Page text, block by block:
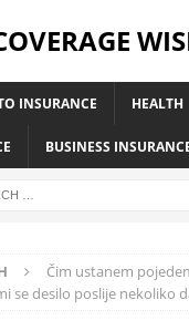
INSURANCE HEALTH
BUSINESS
Čim ustanem
se desilo poslije nekoliko